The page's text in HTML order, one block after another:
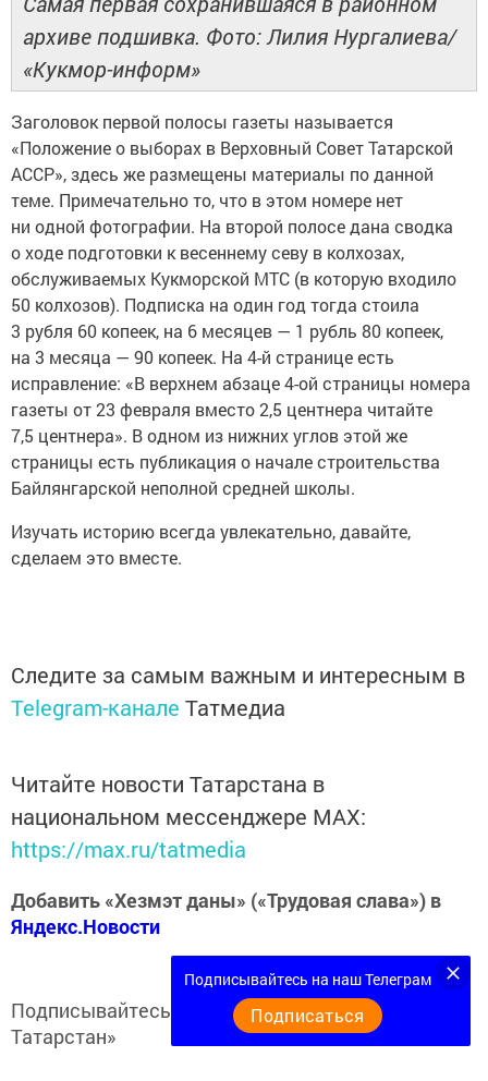
архиве подшивка. Фото: Лилия Нургалиева/
«Кукмор-информ»
Заголовок первой полосы газеты называется
«Положение о выборах в Верховный Совет Татарской
АССР», здесь же размещены материалы по данной
теме. Примечательно то, что в этом номере нет
ни одной фотографии. На второй полосе дана сводка
о ходе подготовки к весеннему севу в колхозах,
обслуживаемых Кукморской МТС (в которую входило
50 колхозов). Подписка на один год тогда стоила
3 рубля 60 копеек, на 6 месяцев — 1 рубль 80 копеек,
на 3 месяца — 90 копеек. На 4-й странице есть
исправление: «В верхнем абзаце 4-ой страницы номера
газеты от 23 февраля вместо 2,5 центнера читайте
7,5 центнера». В одном из нижних углов этой же
страницы есть публикация о начале строительства
Байлянгарской неполной средней школы.
Изучать историю всегда увлекательно, давайте,
сделаем это вместе.
Следите за самым важным и интересным в
Telegram-канале Татмедиа
Читайте новости Татарстана в
национальном мессенджере MАХ:
https://max.ru/tatmedia
Добавить «Хезмэт даны» («Трудовая слава») в
Яндекс.Новости
Подписывайтесь на Telegram-канал«Кукмор
Татарстан»
Подписывайтесь на наш Телеграм
Подписаться